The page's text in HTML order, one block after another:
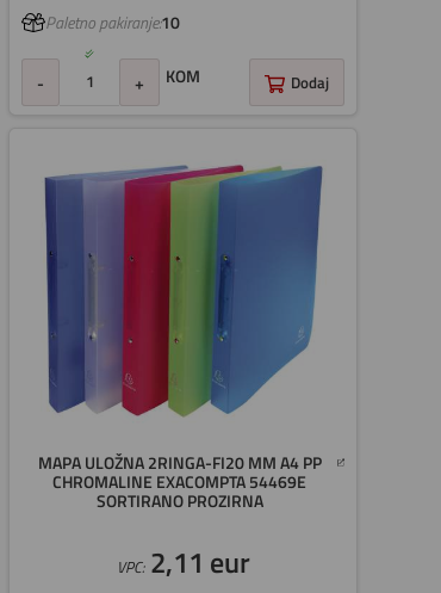
Paletno pakiranje:10
- + KOM Dodaj
MAPA ULOŽNA 2RINGA-FI20 MM A4 PP
CHROMALINE EXACOMPTA 54469E
SORTIRANO PROZIRNA
VPC:2,11 eur